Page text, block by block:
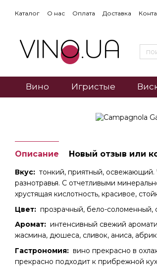
Каталог О нас Оплата Доставка
Вино Игристые
Описание Новый отзыв или
Вкус: тонкий, приятный, освежающий.
разнотравья. С отчетливыми
хрустящая кислотность, красивое,
Цвет: прозрачный, бело-соломенный,
Аромат: интенсивный свежий
жасмина, дюшеса, сливок, аниса,
Гастрономия: вино прекрасно в
прекрасно подходит к прибрежной